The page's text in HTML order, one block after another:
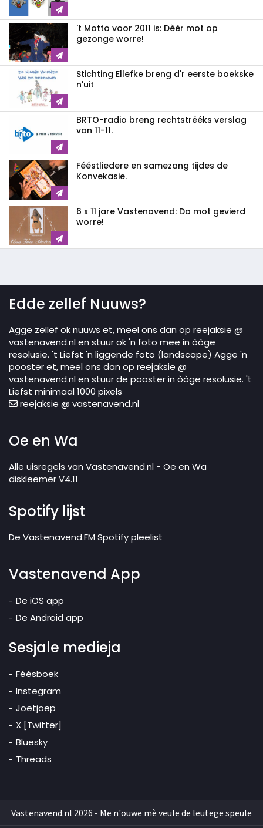
't Motto voor 2011 is: Dèèr mot op
gezonge worre!
Stichting Ellefke breng d'r eerste boekske
n'uit
BRTO-radio breng rechtstrééks verslag
van 11-11.
Fééstliedere en samezang tijdes de
Konvekasie.
6 x 11 jare Vastenavend: Da mot gevierd
worre!
Edde zellef Nuuws?
Agge zellef ok nuuws et, meel ons dan op reejaksie @
vastenavend.nl en stuur ok 'n foto mee in òòge
resolusie. 't Liefst 'n liggende foto (landscape) Agge 'n
pooster et, meel ons dan op reejaksie @
vastenavend.nl en stuur de pooster in òòge resolusie. 't
Liefst minimaal 1000 pixels
reejaksie @ vastenavend.nl
Oe en Wa
Alle uisregels van Vastenavend.nl - Oe en Wa
diskleemer V4.11
Spotify lijst
De Vastenavend.FM Spotify pleelist
Vastenavend App
De iOS app
De Android app
Sesjale medieja
Féésboek
Instegram
Joetjoep
X [Twitter]
Bluesky
Threads
Vastenavend.nl 2026 - Me n'ouwe mè veule de leutege speule